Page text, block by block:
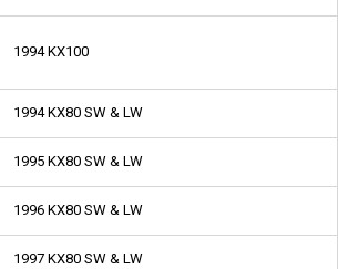
1994 KX100
1994 KX80 SW & LW
1995 KX80 SW & LW
1996 KX80 SW & LW
1997 KX80 SW & LW